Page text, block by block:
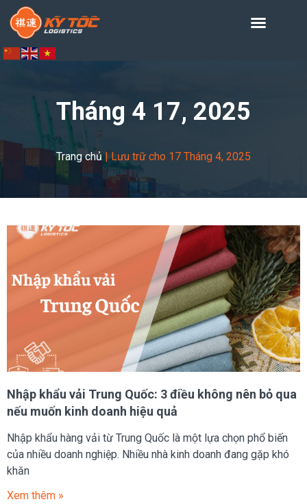
Tháng 4 17, 2025
Trang chủ|Lưu trữ cho 17 Tháng 4, 2025
Nhập khẩu vải Trung Quốc: 3 điều không nên bỏ qua
nếu muốn kinh doanh hiệu quả
Nhập khẩu hàng vải từ Trung Quốc là một lựa chọn phổ biến
của nhiều doanh nghiệp. Nhiều nhà kinh doanh đang gặp khó
khăn
Xem thêm »